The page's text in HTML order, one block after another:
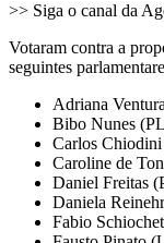
>> Siga o canal da
Votaram contra a
seguintes
Adriana
Bibo Nunes
Carlos
Caroline de
Daniel Freitas
Daniela
Fabio